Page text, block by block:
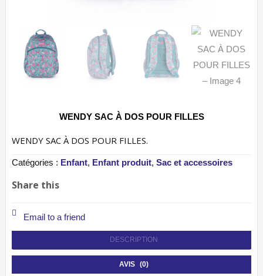
WENDY SAC À DOS POUR FILLES
WENDY SAC À DOS POUR FILLES.
Catégories : Enfant, Enfant produit, Sac et accessoires
Share this
Email to a friend
DESCRIPTION
AVIS (0)